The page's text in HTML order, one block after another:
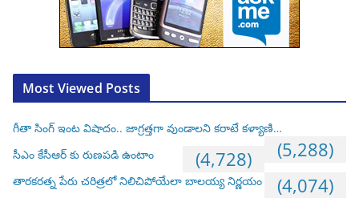
Most Viewed Posts
గీతా సింగ్ ఇంట విషాదం.. జాగ్రత్తగా వుండాలని కరాటే కళ్యాణి…
(5,288)
సీఎం కేసీఆర్ కు రుణపడి ఉంటాం (4,728)
తారకరత్న పేరు చరిత్రలో నిలిచిపోయేలా బాలయ్య నిర్ణయం (4,074)